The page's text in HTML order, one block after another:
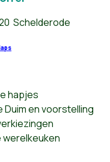
Schelderode
hapjes
en voorstelling